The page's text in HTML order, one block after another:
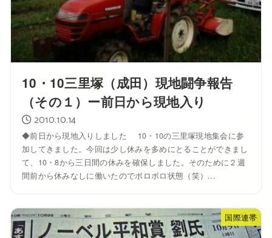
10・10三里塚（成田）現地闘争報告
（その１）ー前日から現地入り
2010.10.14
◆前日から現地入りしました 10・10の三里塚現地集会に参
加してきました。今回は少し休みを多めにとることができまし
て、10・8から三日間の休みを確保しました。そのために２週
間前から休みなしに働いたのでボロボロ状態（笑）...
国際連帯